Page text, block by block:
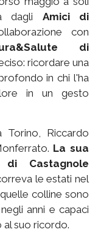
dagli Amici di
con
di
ricordare una
in chi l'ha
in un gesto
Riccardo
La sua
Castagnole
le estati nel
colline sono
anni e capaci
suo ricordo.